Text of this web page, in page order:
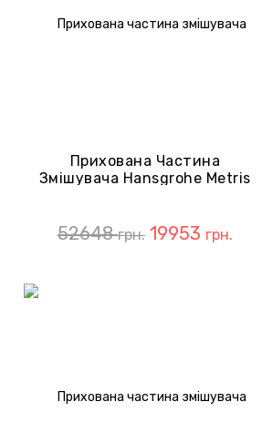
Прихована Частина
Змішувача Hansgrohe Metris
52648грн. 19953 грн.